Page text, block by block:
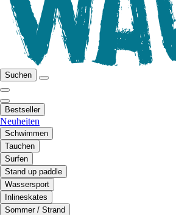
Suchen
Bestseller
Neuheiten
Schwimmen
Tauchen
Surfen
Stand up paddle
Wassersport
Inlineskates
Sommer / Strand